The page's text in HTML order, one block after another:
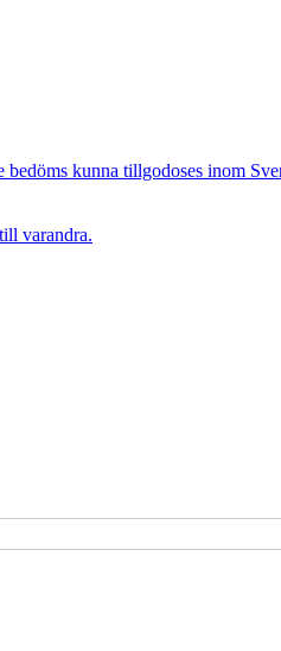
kunna tillgodoses inom
varandra.